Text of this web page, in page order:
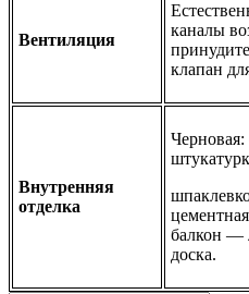
Вентиляция
каналы
клапан
Внутренняя
отделка
балкон —
доска.